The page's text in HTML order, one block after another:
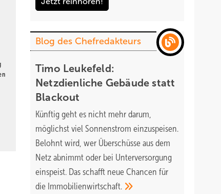
Blog des Chefredakteurs
Timo Leukefeld:
Netzdienliche Gebäude statt
Blackout
Künftig geht es nicht mehr darum,
möglichst viel Sonnenstrom einzuspeisen.
Belohnt wird, wer Überschüsse aus dem
Netz abnimmt oder bei Unterversorgung
einspeist. Das schafft neue Chancen für
die Immobilienwirtschaft.